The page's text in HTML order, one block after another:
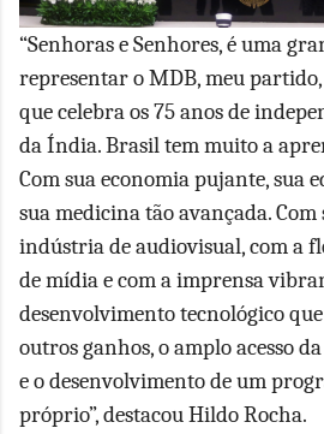
“Senhoras e Senhores, é uma
representar o MDB, meu partido,
que celebra os 75 anos de
da Índia. Brasil tem muito a
Com sua economia pujante, sua
sua medicina tão avançada.
indústria de audiovisual, com a
de mídia e com a imprensa
desenvolvimento tecnológico
outros ganhos, o amplo acesso
e o desenvolvimento de um
próprio”, destacou Hildo Rocha.